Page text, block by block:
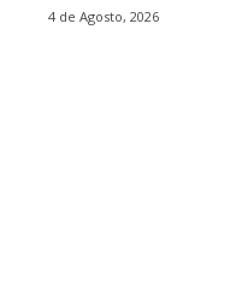
4 de Agosto, 2026